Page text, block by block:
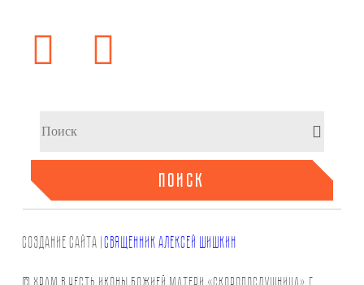
ПОИСК
СОЗДАНИЕ САЙТа |СВЯЩЕННИК АЛЕКСЕЙ ШИШКИН